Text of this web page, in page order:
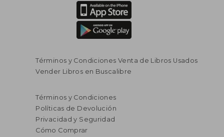
Términos y Condiciones Venta de Libros Usados
Vender Libros en Buscalibre
Términos y Condiciones
Políticas de Devolución
Privacidad y Seguridad
Cómo Comprar